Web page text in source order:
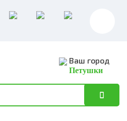
Ваш город
Петушки